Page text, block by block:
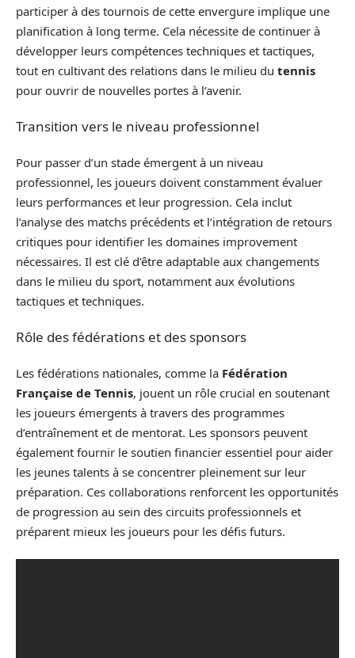
participer à des tournois de cette envergure implique une
planification à long terme. Cela nécessite de continuer à
développer leurs compétences techniques et tactiques,
tout en cultivant des relations dans le milieu du tennis
pour ouvrir de nouvelles portes à l’avenir.
Transition vers le niveau professionnel
Pour passer d’un stade émergent à un niveau
professionnel, les joueurs doivent constamment évaluer
leurs performances et leur progression. Cela inclut
l’analyse des matchs précédents et l’intégration de retours
critiques pour identifier les domaines improvement
nécessaires. Il est clé d’être adaptable aux changements
dans le milieu du sport, notamment aux évolutions
tactiques et techniques.
Rôle des fédérations et des sponsors
Les fédérations nationales, comme la Fédération
Française de Tennis, jouent un rôle crucial en soutenant
les joueurs émergents à travers des programmes
d’entraînement et de mentorat. Les sponsors peuvent
également fournir le soutien financier essentiel pour aider
les jeunes talents à se concentrer pleinement sur leur
préparation. Ces collaborations renforcent les opportunités
de progression au sein des circuits professionnels et
préparent mieux les joueurs pour les défis futurs.